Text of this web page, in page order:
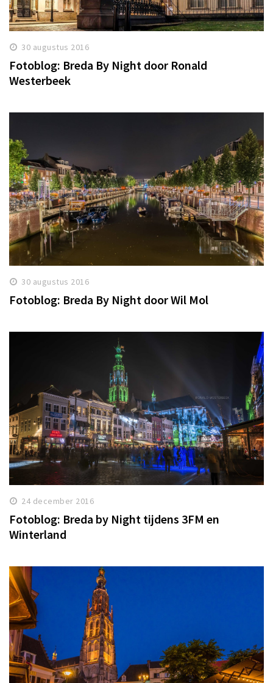
30 augustus 2016
Fotoblog: Breda By Night door Ronald
Westerbeek
30 augustus 2016
Fotoblog: Breda By Night door Wil Mol
24 december 2016
Fotoblog: Breda by Night tijdens 3FM en
Winterland